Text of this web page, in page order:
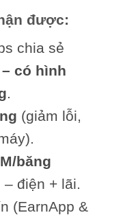
được:
chia sẻ
có hình
.
(giảm lỗi,
băng
điện + lãi.
(EarnApp &